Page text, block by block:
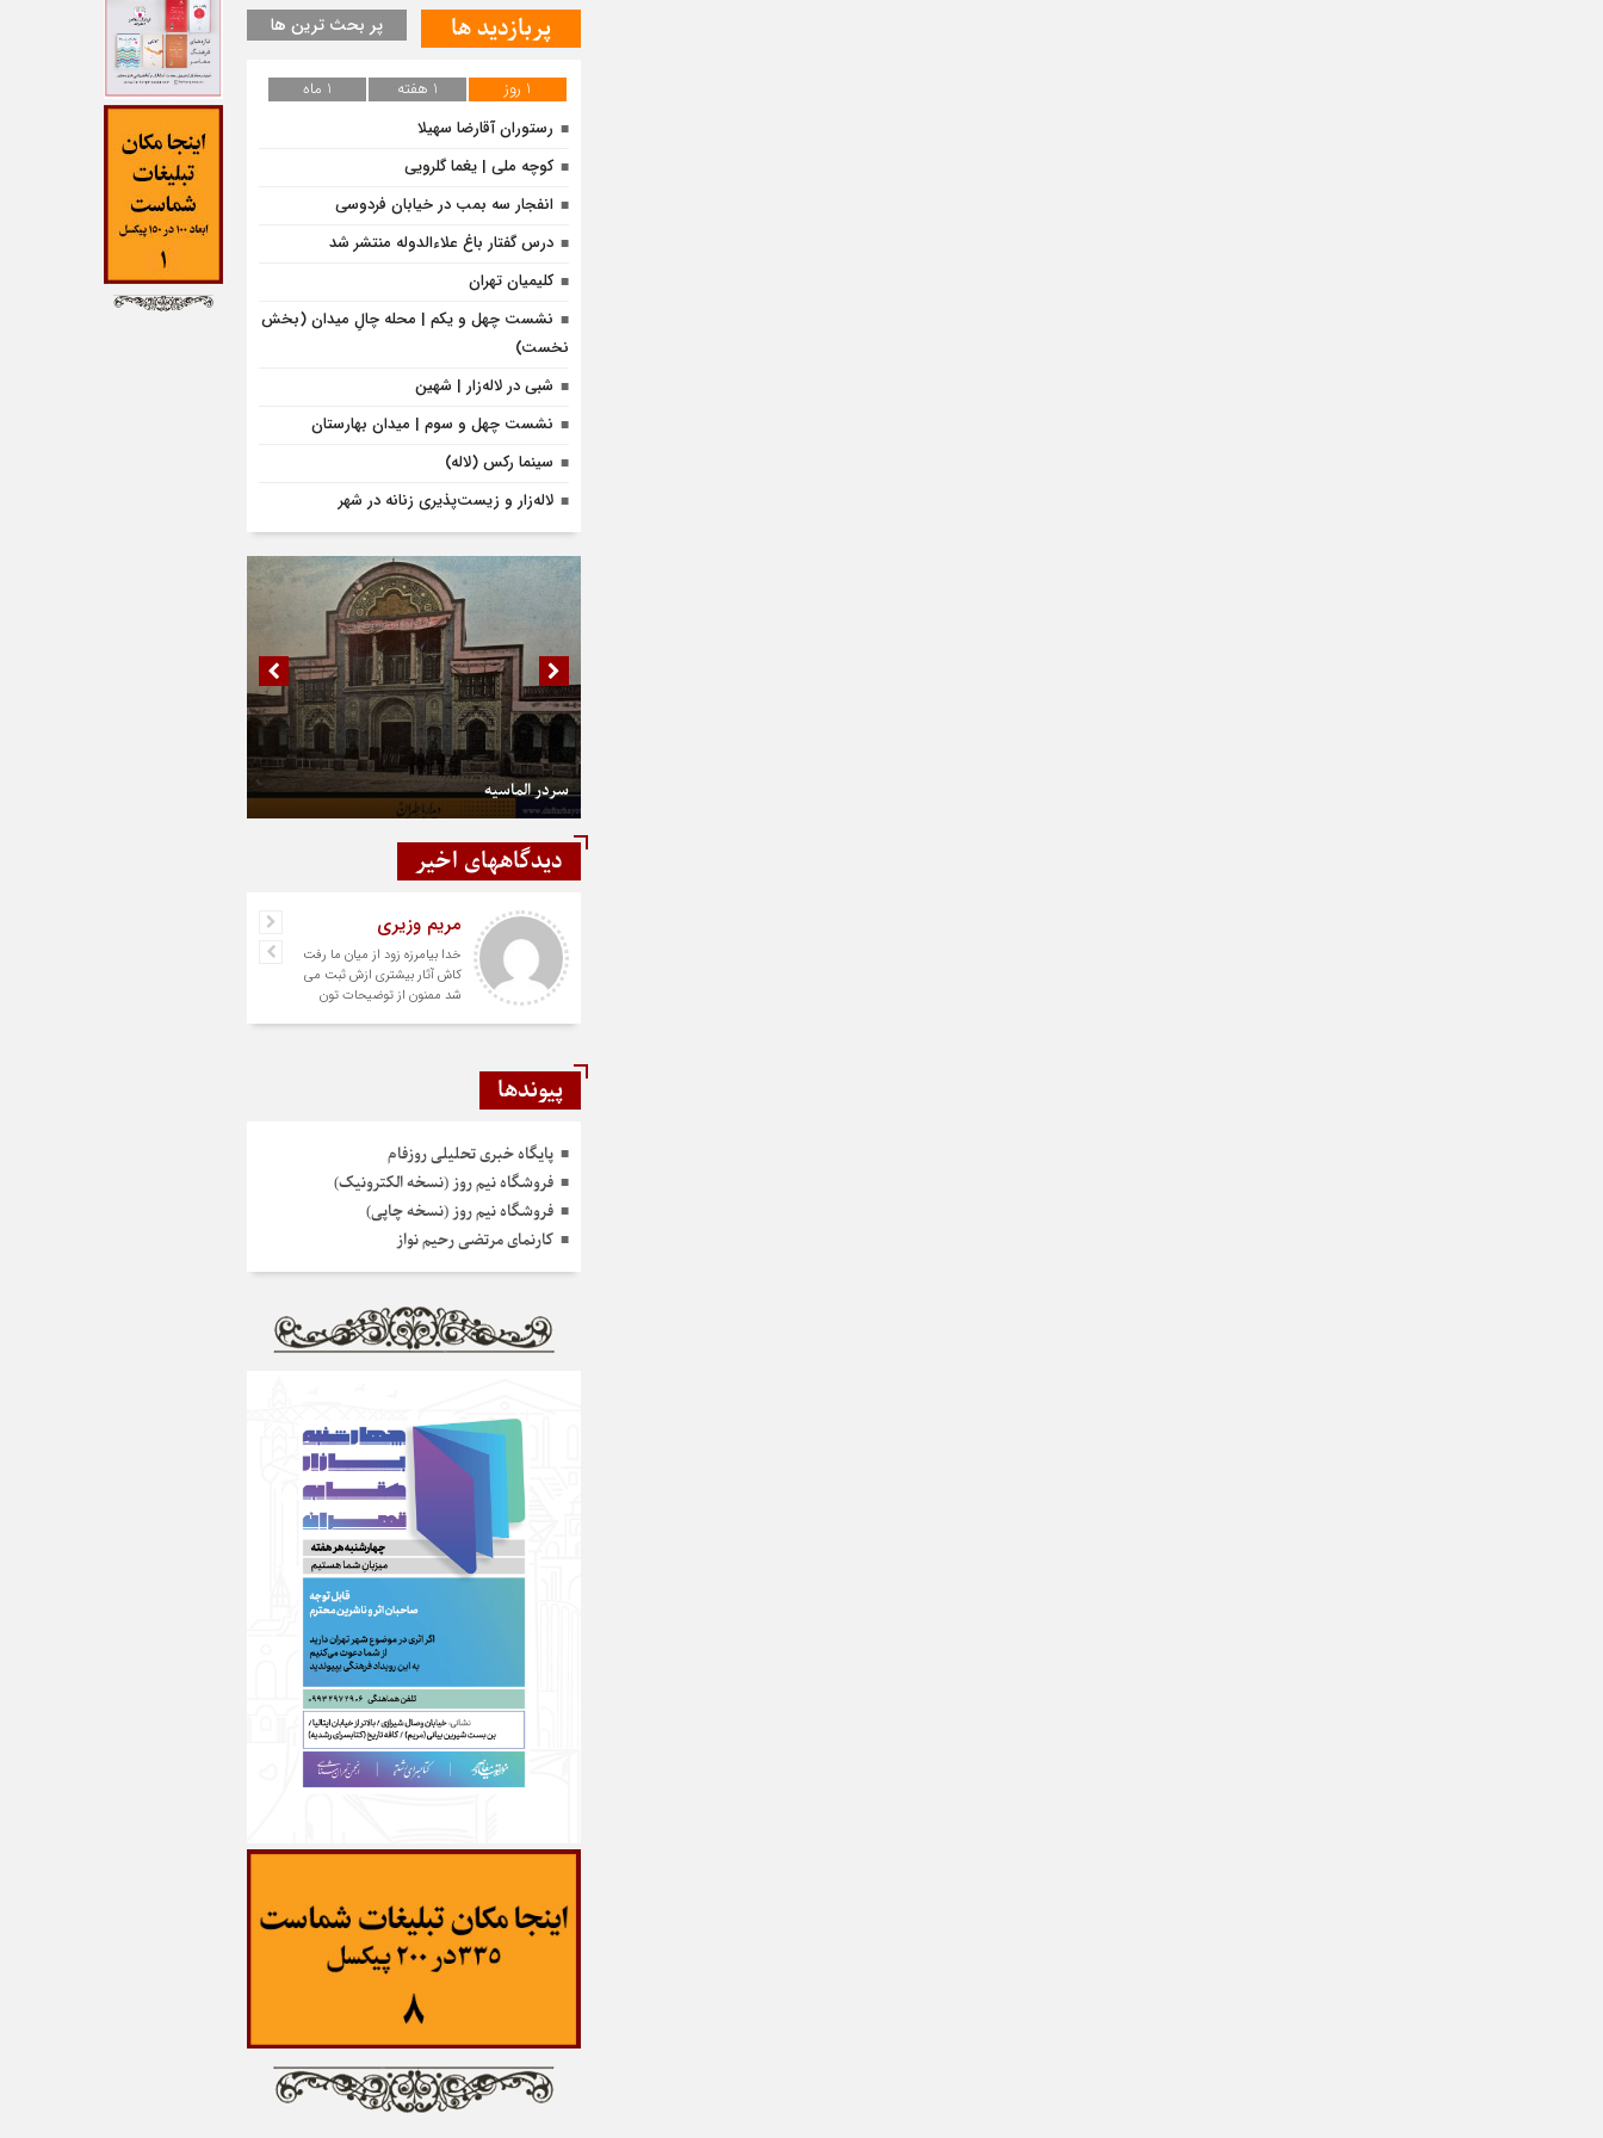
پربازدید ها پر بحث ترین ها
1 روز 1 هفته
1 ماه
رستوران آقارضا سهیلا
کوچه ملی | یغما گلرویی
انفجار سه بمب در خیابان فردوسی
درس‌ گفتار باغ علاءالدوله منتشر شد
کلیمیان تهران
نشست چهل و یکم | محله چالِ میدان (بخش
نخست)
شبی در لاله‌زار | شهین
نشست چهل و سوم | میدان بهارستان
سینما رکس (لاله)
لاله‌زار و زیست‌پذیری زنانه در شهر
سردر الماسیه
دیدگاههای اخیر
مریم وزیری
خدا بیامرزه زود از میان ما رفت
کاش آثار بیشتری ازش ثبت می
شد ممنون از توضیحات تون
پیوندها
پایگاه خبری تحلیلی روزفام
فروشگاه نیم روز (نسخه الکترونیک)
فروشگاه نیم روز (نسخه چاپی)
کارنمای مرتضی رحیم نواز